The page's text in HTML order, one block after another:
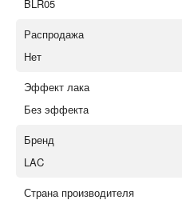
BLR05
Распродажа
Нет
Эффект лака
Без эффекта
Бренд
LAC
Страна производителя